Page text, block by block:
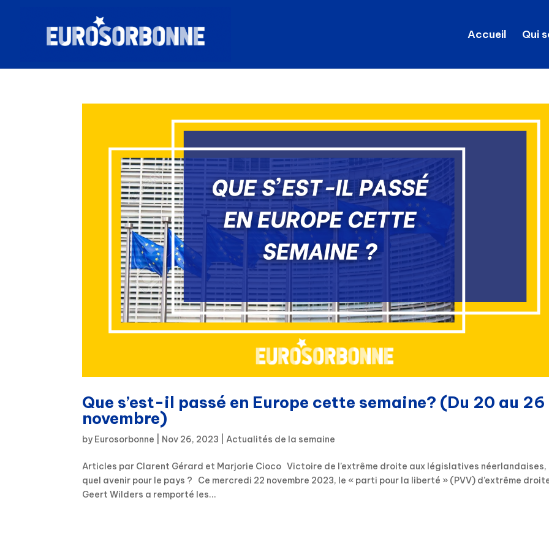
Accueil Qui
Que s’est-il passé en Europe cette semaine? (Du 20 au 26
novembre)
by Eurosorbonne Nov 26, 2023 |Actualités de la semaine
Articles par Clarent Gérard et Marjorie Cioco Victoire de l’extrême droite aux législatives néerlandaises,
quel avenir pour le pays ? Ce mercredi 22 novembre 2023, le « parti pour la liberté » (PVV) d’extrême
Geert Wilders a remporté les...